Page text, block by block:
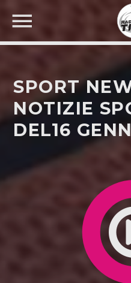
CERCA
SPORT
NOTIZIE
DEL16